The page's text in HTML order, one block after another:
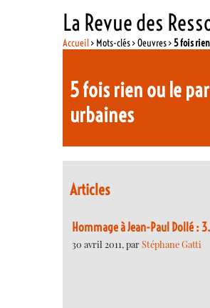
La Revue des
Accueil> Mots-clés > Oeuvres > 5 fois
5 fois rien ou le
urbaines
Articles
Hommage à Jean-Paul Dollé :
30 avril 2011, parStéphane Gatti